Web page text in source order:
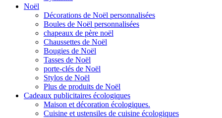
Noël
Décorations de Noël personnalisées
Boules de Noël personnalisées
chapeaux de père noël
Chaussettes de Noël
Bougies de Noël
Tasses de Noël
porte-clés de Noël
Stylos de Noël
Plus de produits de Noël
Cadeaux publicitaires écologiques
Maison et décoration écologiques.
Cuisine et ustensiles de cuisine écologiques